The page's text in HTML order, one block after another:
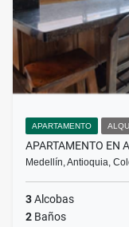
APARTAMENTO
APARTAMENTO EN
Medellín, Antioquia,
3Alcobas
2 Baños